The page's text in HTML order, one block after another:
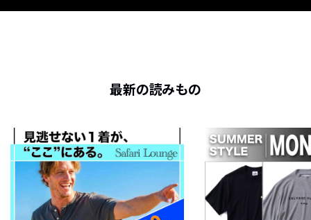
最新の読みもの